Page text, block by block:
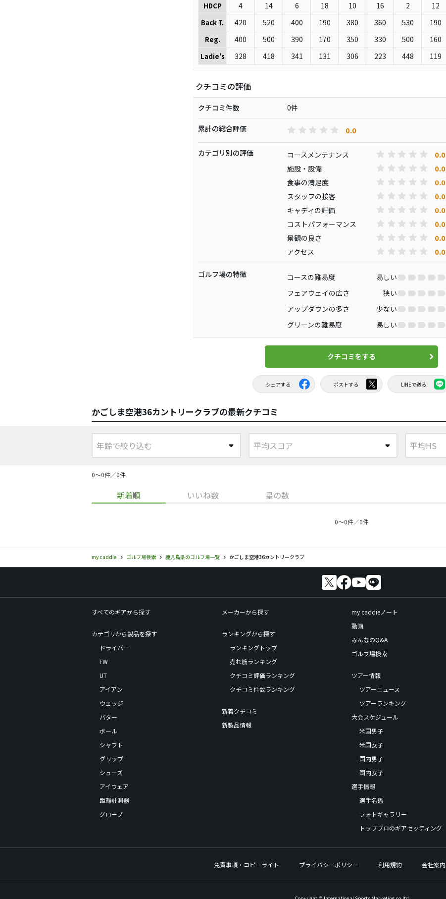
HDCP 4 14 6 18 10 16 2 12
Back T. 420 520 400 190 380 360 530 190
Reg. 400 500 390 170 350 330 500 160
Ladie's 328 418 341 131 306 223 448 119
クチコミの評価
クチコミ件数 0件
累計の総合評価 0.0
カテゴリ別の評価 コースメンテナンス 0.0
施設・設備 0.0
食事の満足度 0.0
スタッフの接客 0.0
キャディの評価 0.0
コストパフォーマンス 0.0
景観の良さ 0.0
アクセス 0.0
ゴルフ場の特徴 コースの難易度 易しい
フェアウェイの広さ
狭い
アップダウンの多さ
少ない
グリーンの難易度
易しい
クチコミをする
シェアする ポストする LINEで送る
かごしま空港36カントリークラブの最新クチコミ
0〜0件／0件
新着順 いいね数 星の数
0〜0件／0件
my caddie ゴルフ場検索 鹿児島県のゴルフ場一覧 かごしま空港36カントリークラブ
すべてのギアから探す
カテゴリから製品を探す
ドライバー
FW
UT
アイアン
ウェッジ
パター
ボール
シャフト
グリップ
シューズ
アイウェア
距離計測器
グローブ
メーカーから探す
ランキングから探す
ランキングトップ
売れ筋ランキング
クチコミ評価ランキング
クチコミ件数ランキング
新着クチコミ
新製品情報
my caddieノート
動画
みんなのQ&A
ゴルフ場検索
ツアー情報
ツアーニュース
ツアーランキング
大会スケジュール
米国男子
米国女子
国内男子
国内女子
選手情報
選手名鑑
フォトギャラリー
トッププロのギアセッティング
免責事項・コピーライト プライバシーポリシー 利用規約 会社案内